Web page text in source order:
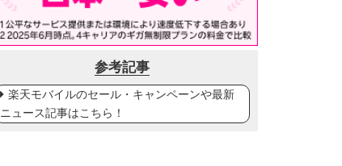
参考記事
楽天モバイルのセール・キャンペーンや最新
ニュース記事はこちら！